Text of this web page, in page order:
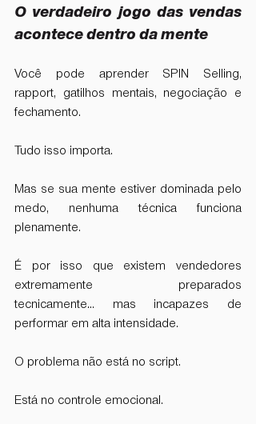
O verdadeiro jogo das vendas
acontece dentro da mente
Você pode aprender SPIN Selling,
rapport, gatilhos mentais, negociação e
fechamento.
Tudo isso importa.
Mas se sua mente estiver dominada pelo
medo, nenhuma técnica funciona
plenamente.
É por isso que existem vendedores
extremamente preparados
tecnicamente… mas incapazes de
performar em alta intensidade.
O problema não está no script.
Está no controle emocional.